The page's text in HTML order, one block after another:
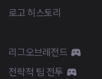
로고 히스토리
리그오브레전드
전략적 팀 전투